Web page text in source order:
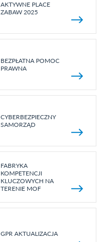
AKTYWNE PLACE
ZABAW 2025
BEZPŁATNA POMOC
PRAWNA
CYBERBEZPIECZNY
SAMORZĄD
FABRYKA
KOMPETENCJI
KLUCZOWYCH NA
TERENIE MOF
GPR AKTUALIZACJA